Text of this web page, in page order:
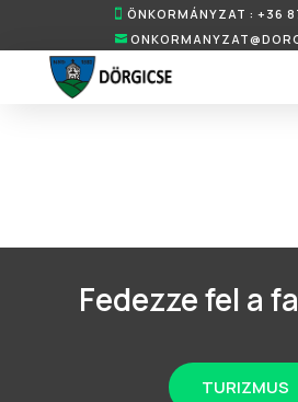
ÖNKORMÁNYZAT : +36
Fedezze fel a
TURIZMUS